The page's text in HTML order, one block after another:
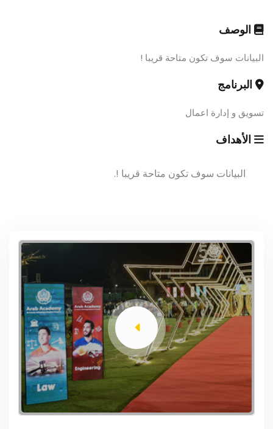
الوصف
البيانات سوف تكون متاحة قريبا !
البرنامج
تسويق و إدارة اعمال
الأهداف
البيانات سوف تكون متاحة قريبا !.